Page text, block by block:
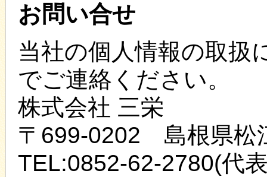
お問い合せ
当社の個人情報の取扱
でご連絡ください。
株式会社 三栄
〒699-0202 島根県松
TEL:0852-62-2780(代